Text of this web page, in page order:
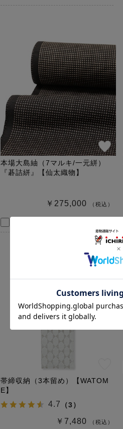
本場大島紬（7マルキ/一元絣）
『碁詰絣』【仙太織物】
￥275,000 （税込）
帯締収納（3本留め）【WATOM
E】
4.7 （3 ）
￥7,480 （税込）